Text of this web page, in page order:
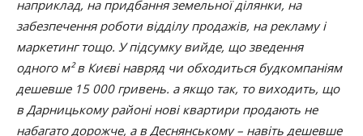
наприклад, на придбання земельної ділянки, на
забезпечення роботи відділу продажів, на рекламу і
маркетинг тощо. У підсумку вийде, що зведення
одного м² в Києві навряд чи обходиться будкомпаніям
дешевше 15 000 гривень. а якщо так, то виходить, що
в Дарницькому районі нові квартири продають не
набагато дорожче, а вДеснянському – навіть дешевше